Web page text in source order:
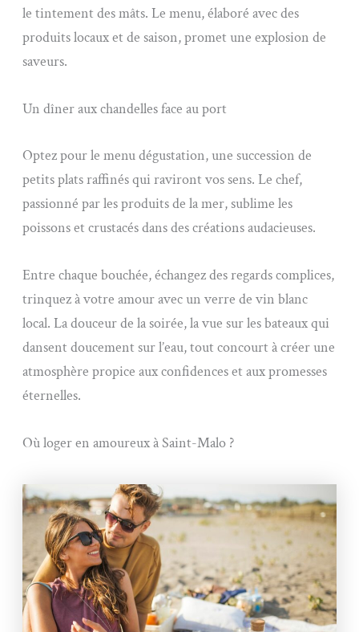
le tintement des mâts. Le menu, élaboré avec des
produits locaux et de saison, promet une explosion de
saveurs.
Un dîner aux chandelles face au port
Optez pour le menu dégustation, une succession de
petits plats raffinés qui raviront vos sens. Le chef,
passionné par les produits de la mer, sublime les
poissons et crustacés dans des créations audacieuses.
Entre chaque bouchée, échangez des regards complices,
trinquez à votre amour avec un verre de vin blanc
local. La douceur de la soirée, la vue sur les bateaux qui
dansent doucement sur l’eau, tout concourt à créer une
atmosphère propice aux confidences et aux promesses
éternelles.
Où loger en amoureux à Saint-Malo ?